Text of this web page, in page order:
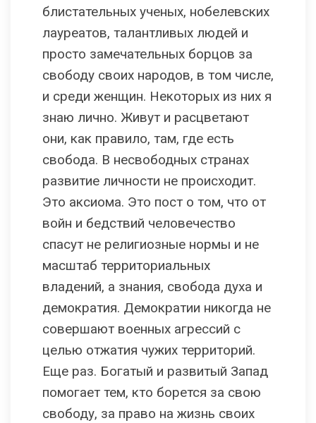
блистательных ученых, нобелевских
лауреатов, талантливых людей и
просто замечательных борцов за
свободу своих народов, в том числе,
и среди женщин. Некоторых из них я
знаю лично. Живут и расцветают
они, как правило, там, где есть
свобода. В несвободных странах
развитие личности не происходит.
Это аксиома. Это пост о том, что от
войн и бедствий человечество
спасут не религиозные нормы и не
масштаб территориальных
владений, а знания, свобода духа и
демократия. Демократии никогда не
совершают военных агрессий с
целью отжатия чужих территорий.
Еще раз. Богатый и развитый Запад
помогает тем, кто борется за свою
свободу, за право на жизнь своих